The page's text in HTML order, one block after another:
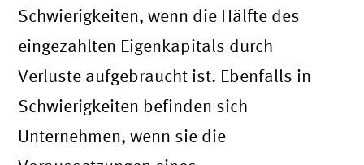
Schwierigkeiten, wenn die Hälfte des
eingezahlten Eigenkapitals durch
Verluste aufgebraucht ist. Ebenfalls in
Schwierigkeiten befinden sich
Unternehmen, wenn sie die